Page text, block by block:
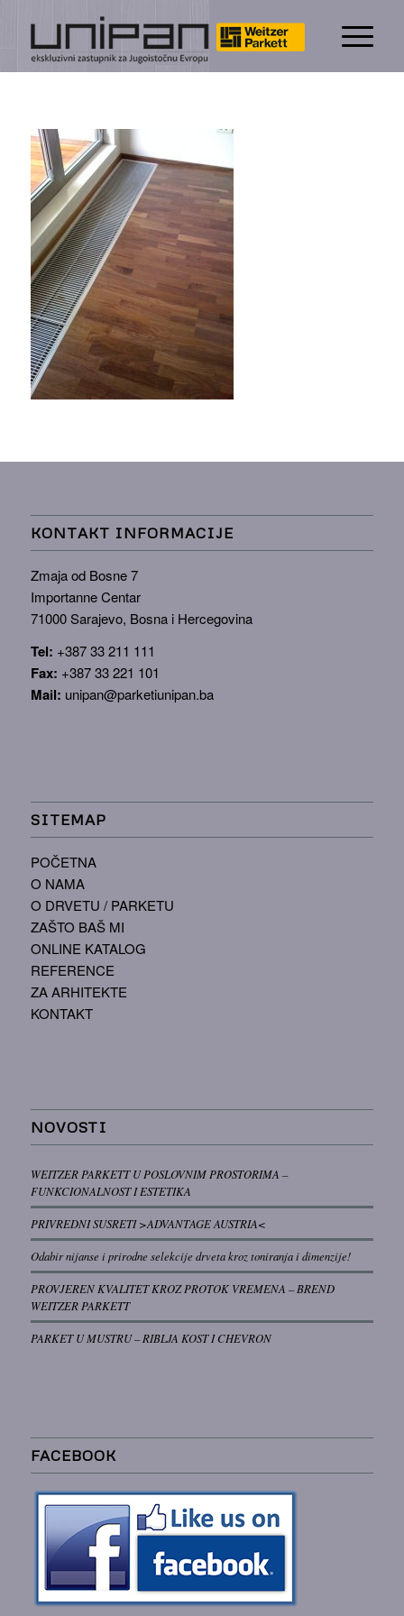
KONTAKT INFORMACIJE
Zmaja od Bosne 7
Importanne Centar
71000 Sarajevo, Bosna i Hercegovina
Tel: +387 33 211 111
Fax: +387 33 221 101
Mail: unipan@parketiunipan.ba
SITEMAP
POČETNA
O NAMA
O DRVETU / PARKETU
ZAŠTO BAŠ MI
ONLINE KATALOG
REFERENCE
ZA ARHITEKTE
KONTAKT
NOVOSTI
WEITZER PARKETT U POSLOVNIM PROSTORIMA –
FUNKCIONALNOST I ESTETIKA
PRIVREDNI SUSRETI >ADVANTAGE AUSTRIA<
Odabir nijanse i prirodne selekcije drveta kroz toniranja i dimenzije!
PROVJEREN KVALITET KROZ PROTOK VREMENA – BREND
WEITZER PARKETT
PARKET U MUSTRU – RIBLJA KOST I CHEVRON
FACEBOOK